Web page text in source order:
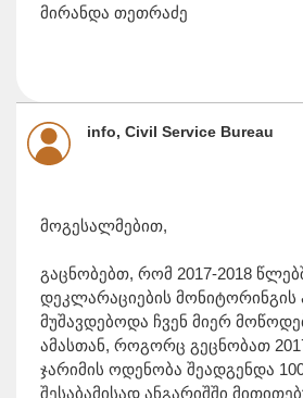
მირანდა თეთრაძე
info, Civil Service Bureau
მოგესალმებით,
გაცნობებთ, რომ 2017-2018
დეკლარაციების მონიტორინგის
მუშავდებოდა ჩვენ მიერ
ამასთან, როგორც გეცნობათ
ჯარიმის ოდენობა შეადგენდა
შესაბამისად ანგარიშში